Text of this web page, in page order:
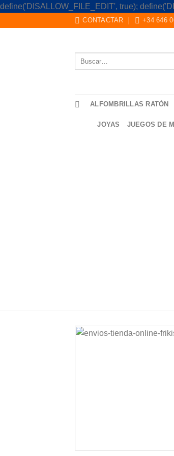
define('DISALLOW_FILE_EDIT', true);
CONTACTAR +34 646
ALFOMBRILLAS RATÓN
JOYAS JUEGOS DE